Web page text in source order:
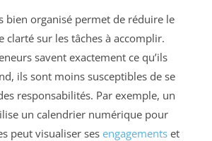
bien organisé permet de réduire le
clarté sur les tâches à accomplir.
savent exactement ce qu’ils
ils sont moins susceptibles de se
responsabilités. Par exemple, un
un calendrier numérique pour
peut visualiser ses engagements et